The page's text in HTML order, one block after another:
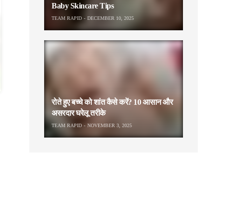
Baby Skincare Tips
TEAM RAPID DECEMBER 10, 2025
रोते हुए बच्चे को शांत कैसे करें? 10 आसान और
असरदार घरेलू तरीके
TEAM RAPID NOVEMBER 3, 2025